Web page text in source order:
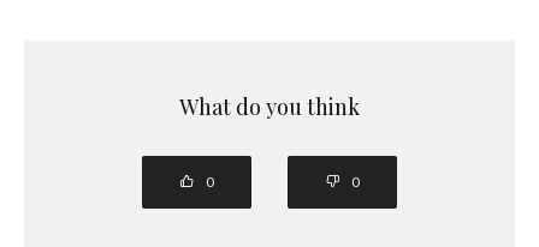
What do you think
0 0